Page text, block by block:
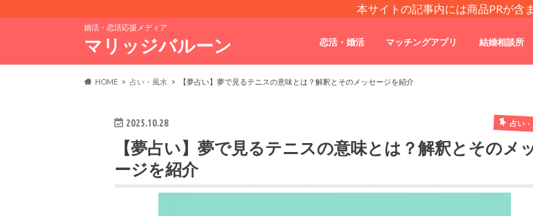
本サイトの記事内には商品PRが含
婚活・恋活応援メディア
マリッジバルーン 恋活・婚活 マッチングアプリ 結婚相談所
HOME 占い・風水 【夢占い】夢で見るテニスの意味とは？解釈とそのメッセージを紹介
2025.10.28 占い
【夢占い】夢で見るテニスの意味とは？解釈とそのメ
ージを紹介